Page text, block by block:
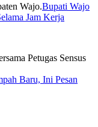
Bupati Wajo
Jam Kerja
Baru, Ini Pesan